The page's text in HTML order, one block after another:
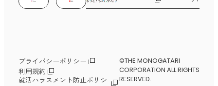
プライバシーポリシー
利用規約
就活ハラスメント防止ポリシ
©THE MONOGATARI
CORPORATION ALL RIGHTS
RESERVED.